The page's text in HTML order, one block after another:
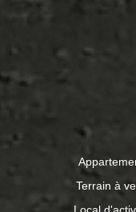
Terrain à